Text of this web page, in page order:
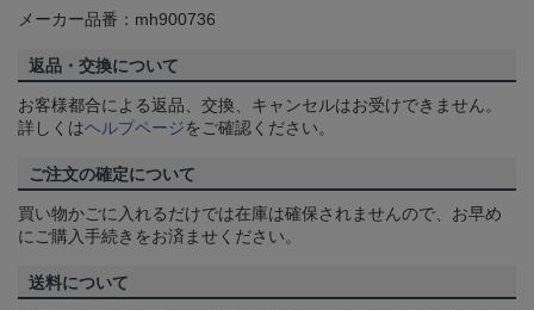
メーカー品番：mh900736
返品・交換について
お客様都合による返品、交換、キャンセルはお受けできません。
詳しくはヘルプページをご確認ください。
ご注文の確定について
買い物かごに入れるだけでは在庫は確保されませんので、お早め
にご購入手続きをお済ませください。
送料について